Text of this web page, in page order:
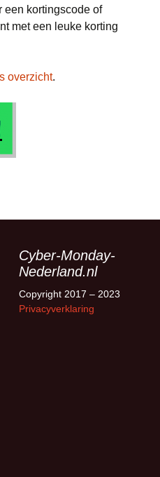
een kortingscode of
met een leuke korting
overzicht.
Cyber-Monday-
Nederland.nl
Copyright 2017 – 2023
Privacyverklaring